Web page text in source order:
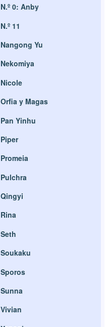
N.º 0: Anby
N.º 11
Nangong Yu
Nekomiya
Nicole
Orfia y Magas
Pan Yinhu
Piper
Promeia
Pulchra
Qingyi
Rina
Seth
Soukaku
Sporos
Sunna
Vivian